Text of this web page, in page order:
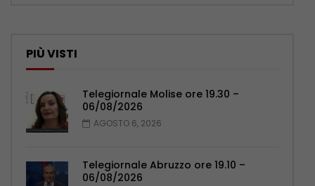
PIÙ VISTI
Telegiornale Molise ore 19.30 –
06/08/2026
AGOSTO 6, 2026
Telegiornale Abruzzo ore 19.10 –
06/08/2026